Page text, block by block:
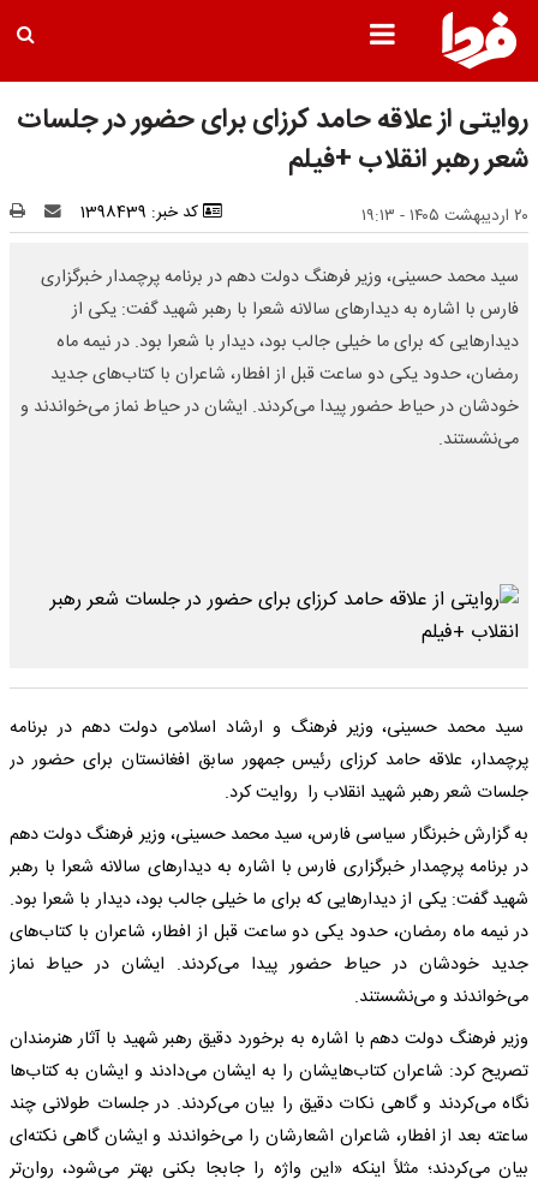
روایتی از علاقه حامد کرزای برای حضور در جلسات
شعر رهبر انقلاب +فیلم
۲۰ اردیبهشت ۱۴۰۵ - ۱۹:۱۳ کد خبر: 1398439
سید محمد حسینی، وزیر فرهنگ دولت دهم در برنامه پرچمدار خبرگزاری
فارس با اشاره به دیدارهای سالانه شعرا با رهبر شهید گفت: یکی از
دیدارهایی که برای ما خیلی جالب بود، دیدار با شعرا بود. در نیمه ماه
رمضان، حدود یکی دو ساعت قبل از افطار، شاعران با کتاب‌های جدید
خودشان در حیاط حضور پیدا می‌کردند. ایشان در حیاط نماز می‌خواندند و
می‌نشستند.
سید محمد حسینی، وزیر فرهنگ و ارشاد اسلامی دولت دهم در برنامه
پرچمدار، علاقه حامد کرزای رئیس جمهور سابق افغانستان برای حضور در
جلسات شعر رهبر شهید انقلاب را روایت کرد.
به گزارش خبرنگار سیاسی فارس، سید محمد حسینی، وزیر فرهنگ دولت دهم
در برنامه پرچمدار خبرگزاری فارس با اشاره به دیدارهای سالانه شعرا با رهبر
شهید گفت: یکی از دیدارهایی که برای ما خیلی جالب بود، دیدار با شعرا بود.
در نیمه ماه رمضان، حدود یکی دو ساعت قبل از افطار، شاعران با کتاب‌های
جدید خودشان در حیاط حضور پیدا می‌کردند. ایشان در حیاط نماز
می‌خواندند و می‌نشستند.
وزیر فرهنگ دولت دهم با اشاره به برخورد دقیق رهبر شهید با آثار هنرمندان
تصریح کرد: شاعران کتاب‌هایشان را به ایشان می‌دادند و ایشان به کتاب‌ها
نگاه می‌کردند و گاهی نکات دقیق را بیان می‌کردند. در جلسات طولانی چند
ساعته بعد از افطار، شاعران اشعارشان را می‌خواندند و ایشان گاهی نکته‌ای
بیان می‌کردند؛ مثلاً اینکه «این واژه را جابجا بکنی بهتر می‌شود، روان‌تر